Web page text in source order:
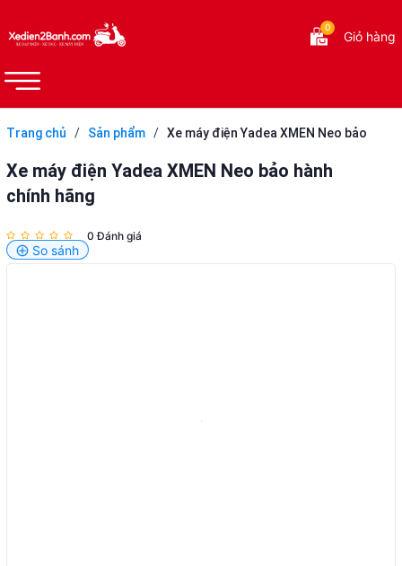
0
Giỏ hàng
Trang chủ / Sản phẩm / Xe máy điện Yadea XMEN Neo bảo
Xe máy điện Yadea XMEN Neo bảo hành
chính hãng
0 Đánh giá
So sánh